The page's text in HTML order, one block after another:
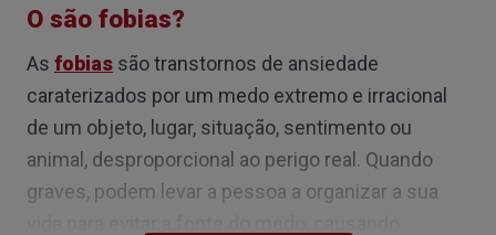
O são fobias?
As fobias são transtornos de ansiedade
caraterizados por um medo extremo e irracional
de um objeto, lugar, situação, sentimento ou
animal, desproporcional ao perigo real. Quando
graves, podem levar a pessoa a organizar a sua